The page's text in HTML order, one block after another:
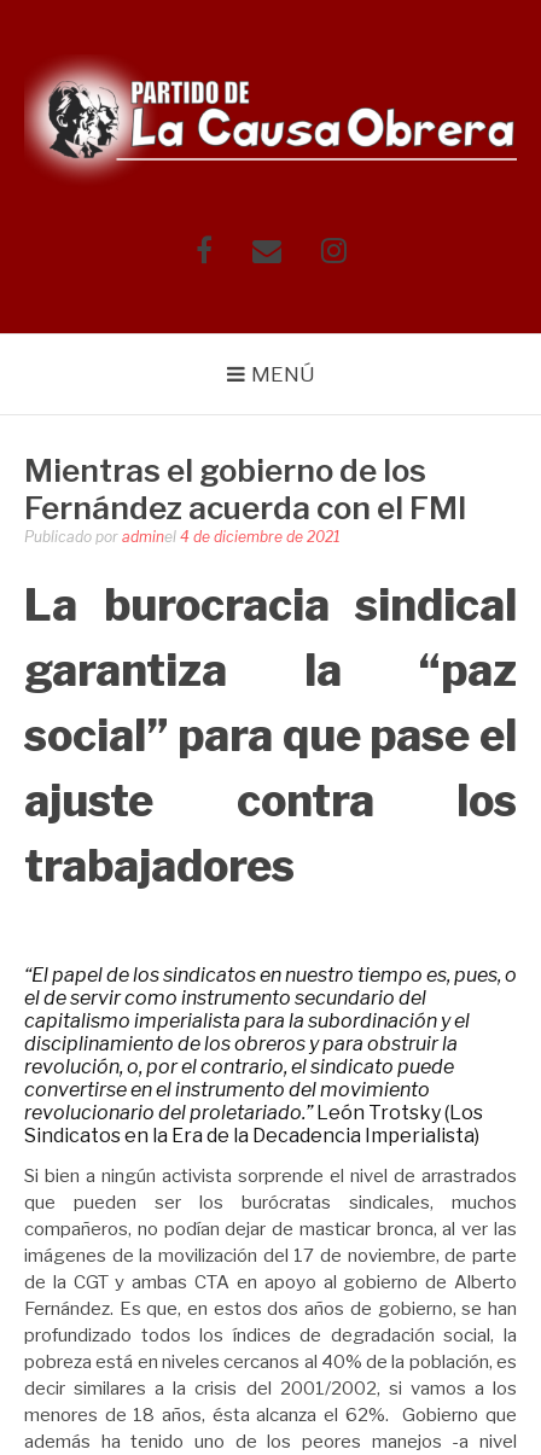
contenido
FacebookCorreo Instagram
MENÚ
Mientras el gobierno de los
Fernández acuerda con el FMI
Publicado por adminel 4 de diciembre de 2021
La burocracia sindical
garantiza la “paz
social” para que pase el
ajuste contra los
trabajadores
“El papel de los sindicatos en nuestro tiempo es, pues, o
el de servir como instrumento secundario del
capitalismo imperialista para la subordinación y el
disciplinamiento de los obreros y para obstruir la
revolución, o, por el contrario, el sindicato puede
convertirse en el instrumento del movimiento
revolucionario del proletariado.”León Trotsky (Los
Sindicatos en la Era de la Decadencia Imperialista)
Si bien a ningún activista sorprende el nivel de arrastrados
que pueden ser los burócratas sindicales, muchos
compañeros, no podían dejar de masticar bronca, al ver las
imágenes de la movilización del 17 de noviembre, de parte
de la CGT y ambas CTA en apoyo al gobierno de Alberto
Fernández. Es que, en estos dos años de gobierno, se han
profundizado todos los índices de degradación social, la
pobreza está en niveles cercanos al 40% de la población, es
decir similares a la crisis del 2001/2002, si vamos a los
menores de 18 años, ésta alcanza el 62%. Gobierno que
además ha tenido uno de los peores manejos -a nivel